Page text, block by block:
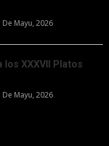
De Mayu, 2026
los XXXVII Platos
De Mayu, 2026